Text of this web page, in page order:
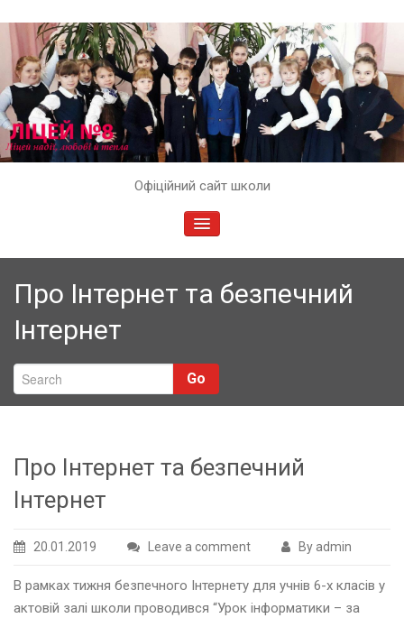
Офіційний сайт школи
TOGGLE
Про Інтернет та безпечний
Інтернет
Go
Про Інтернет та безпечний
Інтернет
20.01.2019 Leave a comment By admin
В рамках тижня безпечного Інтернету для учнів 6-х класів у
актовій залі школи проводився “Урок інформатики – за